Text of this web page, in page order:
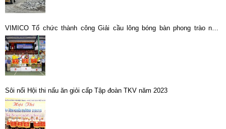
VIMICO Tổ chức thành công Giải cầu lông bóng bàn phong trào năm
2019
Sôi nổi Hội thi nấu ăn giỏi cấp Tập đoàn TKV năm 2023